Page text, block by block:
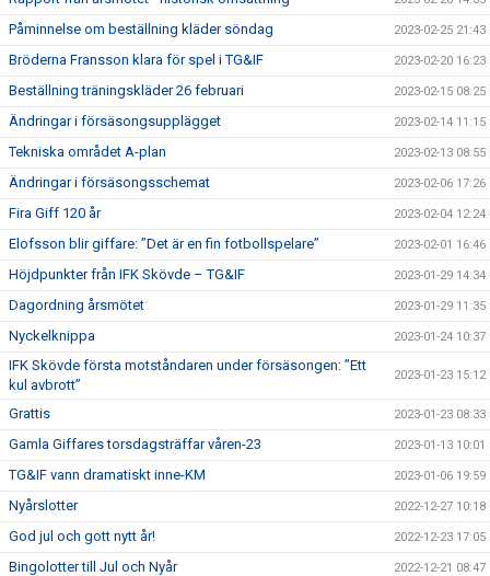
Påminnelse om beställning kläder söndag 2023-02-25 21:43
Bröderna Fransson klara för spel i TG&IF 2023-02-20 16:23
Beställning träningskläder 26 februari 2023-02-15 08:25
Ändringar i försäsongsupplägget 2023-02-14 11:15
Tekniska området A-plan 2023-02-13 08:55
Ändringar i försäsongsschemat 2023-02-06 17:26
Fira Giff 120 år 2023-02-04 12:24
Elofsson blir giffare: ”Det är en fin fotbollspelare” 2023-02-01 16:46
Höjdpunkter från IFK Skövde – TG&IF 2023-01-29 14:34
Dagordning årsmötet 2023-01-29 11:35
Nyckelknippa 2023-01-24 10:37
IFK Skövde första motståndaren under försäsongen: ”Ett
kul avbrott”
2023-01-23 15:12
Grattis 2023-01-23 08:33
Gamla Giffares torsdagsträffar våren-23 2023-01-13 10:01
TG&IF vann dramatiskt inne-KM 2023-01-06 19:59
Nyårslotter 2022-12-27 10:18
God jul och gott nytt år! 2022-12-23 17:05
Bingolotter till Jul och Nyår 2022-12-21 08:47